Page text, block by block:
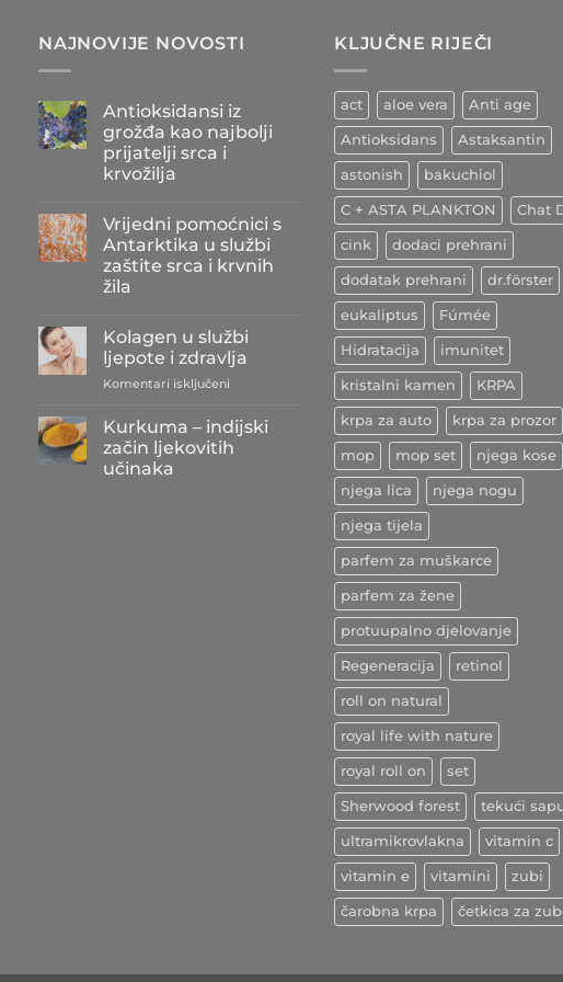
NAJNOVIJE NOVOSTI
Antioksidansi iz
grožđa kao najbolji
prijatelji srca i
krvožilja
na
Antioksidansi
iz
grožđa
kao
najbolji
krvožilja
Vrijedni pomoćnici s
Antarktika u službi
zaštite srca i krvnih
žila
na
Vrijedni
pomoćnici
s
Antarktika
službi
zaštite
srca
krvnih
Kolagen u službi
ljepote i zdravlja
Komentari isključeni
u
službi
ljepote
Kurkuma – indijski
začin ljekovitih
učinaka
KLJUČNE RIJEČI
act aloe vera Anti age
Antioksidans Astaksantin
astonish bakuchiol
C + ASTA PLANKTON Chat
cink dodaci prehrani
dodatak prehrani dr.förster
eukaliptus Fúmée
Hidratacija imunitet
kristalni kamen KRPA
krpa za auto krpa za prozor
mop mop set njega kose
njega lica njega nogu
njega tijela
parfem za muškarce
parfem za žene
protuupalno djelovanje
Regeneracija retinol
roll on natural
royal life with nature
royal roll on set
Sherwood forest tekući
ultramikrovlakna vitamin c
vitamin e vitamini zubi
čarobna krpa četkica za